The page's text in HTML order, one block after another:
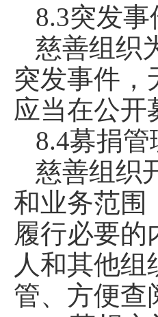
8.3突发
慈善组织
突发事件，
应当在公开
8.4募捐管
慈善组织
和业务范围
履行必要的
人和其他
管、方便查